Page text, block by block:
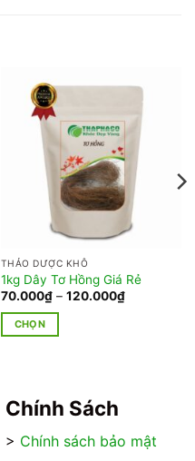
THẢO DƯỢC KHÔ
1kg Dây Tơ Hồng Giá Rẻ
70.000₫ – 120.000₫Khoảng
giá:
CHỌN
có
nhiều
biến
Chính Sách
> Chính sách bảo mật